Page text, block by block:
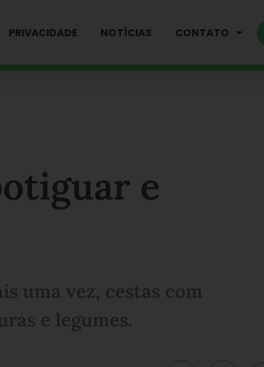
PRIVACIDADE NOTÍCIAS CONTATO
e
uma vez, cestas com
e legumes.